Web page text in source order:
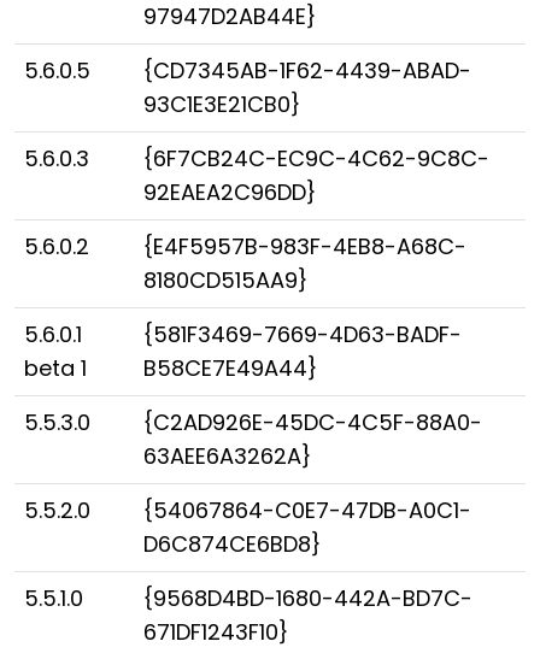
97947D2AB44E}
5.6.0.5
{CD7345AB-1F62-4439-ABAD-
93C1E3E21CB0}
5.6.0.3
{6F7CB24C-EC9C-4C62-9C8C-
92EAEA2C96DD}
5.6.0.2
{E4F5957B-983F-4EB8-A68C-
8180CD515AA9}
5.6.0.1
beta 1
{581F3469-7669-4D63-BADF-
B58CE7E49A44}
5.5.3.0
{C2AD926E-45DC-4C5F-88A0-
63AEE6A3262A}
5.5.2.0
{54067864-C0E7-47DB-A0C1-
D6C874CE6BD8}
5.5.1.0
{9568D4BD-1680-442A-BD7C-
671DF1243F10}